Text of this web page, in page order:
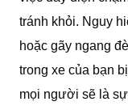
tránh khỏi. Nguy
hoặc gãy ngang
trong xe của bạn
mọi người sẽ là